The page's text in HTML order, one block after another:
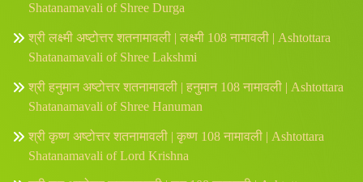
Shatanamavali of Shree Durga
श्री लक्ष्मी अष्टोत्तर शतनामावली | लक्ष्मी 108 नामावली | Ashtottara
Shatanamavali of Shree Lakshmi
श्री हनुमान अष्टोत्तर शतनामावली | हनुमान 108 नामावली | Ashtottara
Shatanamavali of Shree Hanuman
श्री कृष्ण अष्टोत्तर शतनामावली | कृष्ण 108 नामावली | Ashtottara
Shatanamavali of Lord Krishna